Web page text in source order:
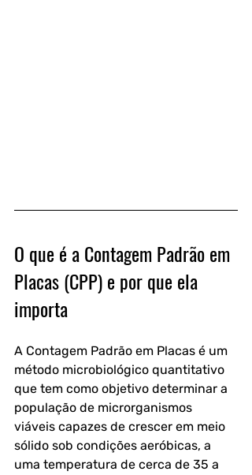
O que é a Contagem Padrão em
Placas (CPP) e por que ela
importa
A Contagem Padrão em Placas é um
método microbiológico quantitativo
que tem como objetivo determinar a
população de microrganismos
viáveis capazes de crescer em meio
sólido sob condições aeróbicas, a
uma temperatura de cerca de 35 a